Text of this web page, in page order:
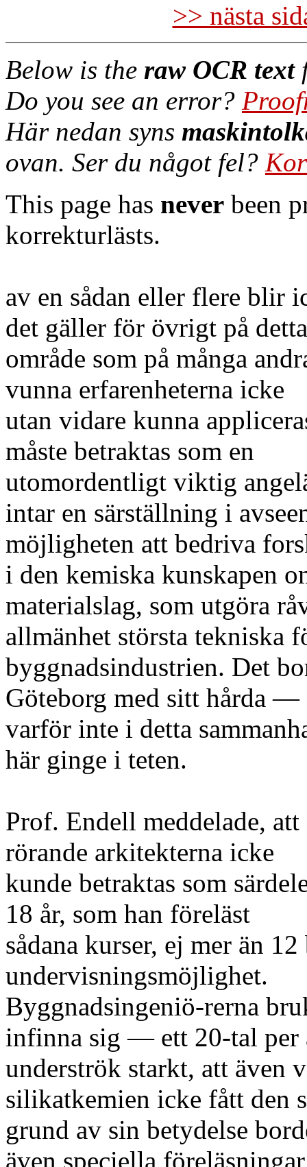
>> nästa
Below is the raw OCR text
Do you see an error?
Här nedan syns
ovan. Ser du något fel?
This page has never been
korrekturlästs.
av en sådan eller flere blir
det gäller för övrigt på detta
område som på många
vunna erfarenheterna icke
utan vidare kunna
måste betraktas som en
utomordentligt viktig
intar en särställning i
möjligheten att bedriva
i den kemiska kunskapen
materialslag, som utgöra
allmänhet största tekniska
byggnadsindustrien. Det
Göteborg med sitt hårda —
varför inte i detta
här ginge i teten.
Prof. Endell meddelade,
rörande arkitekterna icke
kunde betraktas som
18 år, som han föreläst
sådana kurser, ej mer än
undervisningsmöjlighet.
Byggnadsingeniö-rerna
infinna sig — ett 20-tal
underströk starkt, att även
silikatkemien icke fått den
grund av sin betydelse
även speciella